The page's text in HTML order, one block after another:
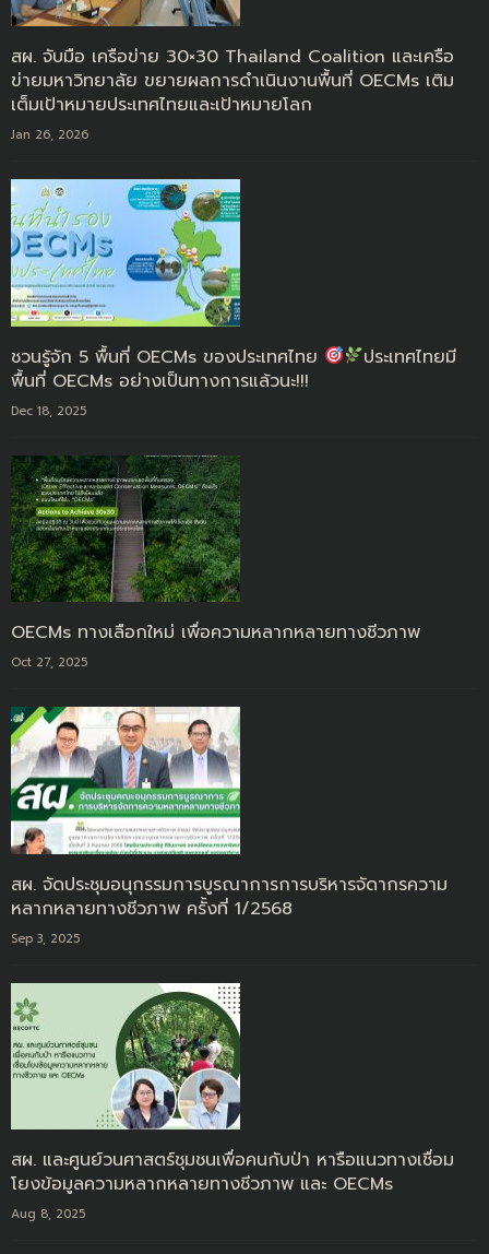
สผ. จับมือ เครือข่าย 30×30 Thailand Coalition และเครือ
ข่ายมหาวิทยาลัย ขยายผลการดำเนินงานพื้นที่ OECMs เติม
เต็มเป้าหมายประเทศไทยและเป้าหมายโลก
Jan 26, 2026
ชวนรู้จัก 5 พื้นที่ OECMs ของประเทศไทย
ประเทศไทยมี
พื้นที่ OECMs อย่างเป็นทางการแล้วนะ!!!
Dec 18, 2025
OECMs ทางเลือกใหม่ เพื่อความหลากหลายทางชีวภาพ
Oct 27, 2025
สผ. จัดประชุมอนุกรรมการบูรณาการการบริหารจัดากรความ
หลากหลายทางชีวภาพ ครั้งที่ 1/2568
Sep 3, 2025
สผ. และศูนย์วนศาสตร์ชุมชนเพื่อคนกับป่า หารือแนวทางเชื่อม
โยงข้อมูลความหลากหลายทางชีวภาพ และ OECMs
Aug 8, 2025